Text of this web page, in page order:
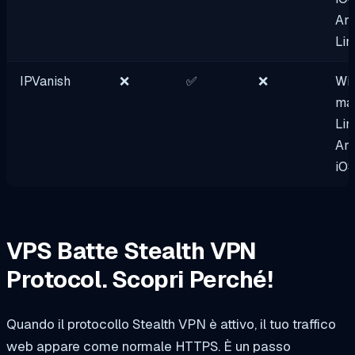
IPVanish ❌ ✅ ❌
VPS Batte Stealth VPN
Protocol. Scopri Perché!
Quando il protocollo Stealth VPN è attivo, il tuo traffico
web appare come normale HTTPS. È un passo